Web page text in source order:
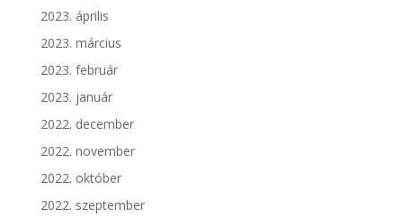
2023. április
2023. március
2023. február
2023. január
2022. december
2022. november
2022. október
2022. szeptember